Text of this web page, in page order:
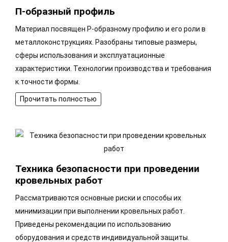
П-образный профиль
Материал посвящен P-образному профилю и его роли в
металлоконструкциях. Разобраны типовые размеры,
сферы использования и эксплуатационные
характеристики. Технологии производства и требования
к точности формы.
Прочитать полностью
Техника безопасности при проведении
кровельных работ
Рассматриваются основные риски и способы их
минимизации при выполнении кровельных работ.
Приведены рекомендации по использованию
оборудования и средств индивидуальной защиты.